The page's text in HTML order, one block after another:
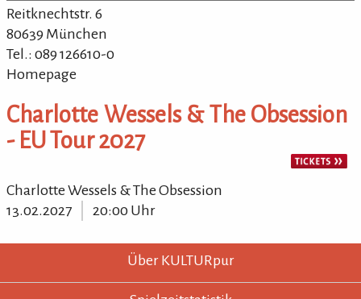
Stadtplan
Reitknechtstr. 6
80639 München
Tel.: 089 126610-0
Homepage
Charlotte Wessels & The Obsession
- EU Tour 2027
Charlotte Wessels & The Obsession
13.02.2027
20:00 Uhr
KULTURpur - wissen wo was läuft.
KULTURpur FooterÜber KULTURpur